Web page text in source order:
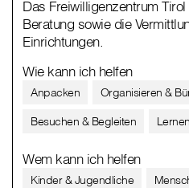
Das Freiwilligenzentrum
Beratung sowie die
Einrichtungen.
Wie kann ich helfen
Anpacken Organisieren &
Besuchen & Begleiten
Wem kann ich helfen
Kinder & Jugendliche